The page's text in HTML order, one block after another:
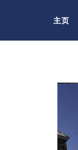
主页